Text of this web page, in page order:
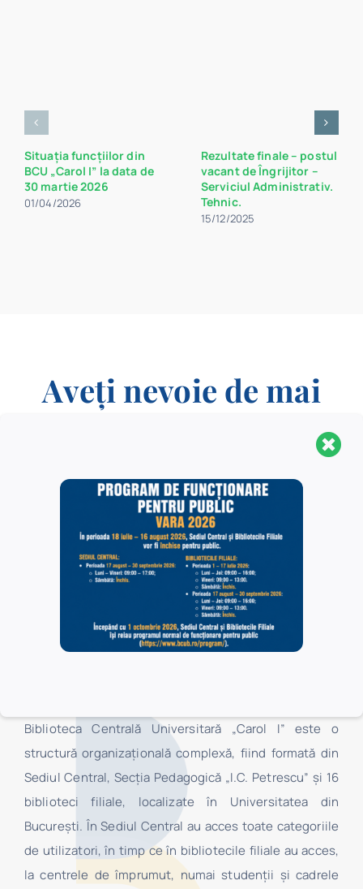
Situația funcțiilor din
BCU „Carol I” la data de
30 martie 2026
01/04/2026
Rezultate finale – postul
vacant de Îngrijitor –
Serviciul Administrativ.
Tehnic.
15/12/2025
Aveți nevoie de mai
CONTACT
Biblioteca Centrală Universitară „Carol I” este o
structură organizaţională complexă, fiind formată din
Sediul Central, Secţia Pedagogică „I.C. Petrescu” şi 16
biblioteci filiale, localizate în Universitatea din
Bucureşti. În Sediul Central au acces toate categoriile
de utilizatori, în timp ce în bibliotecile filiale au acces,
la centrele de împrumut, numai studenţii şi cadrele